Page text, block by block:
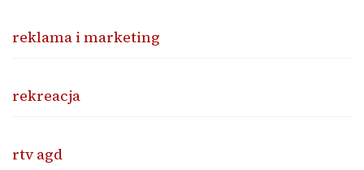
reklama i marketing
rekreacja
rtv agd